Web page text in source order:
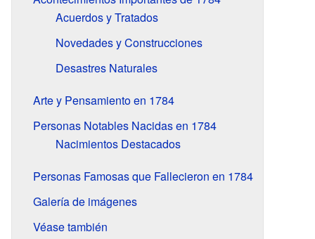
Acuerdos y Tratados
Novedades y Construcciones
Desastres Naturales
Arte y Pensamiento en 1784
Personas Notables Nacidas en 1784
Nacimientos Destacados
Personas Famosas que Fallecieron en 1784
Galería de imágenes
Véase también